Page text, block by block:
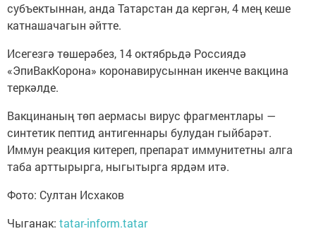
субъектыннан, анда Татарстан да кергән, 4 мең кеше
катнашачагын әйтте.
Исегезгә төшерәбез, 14 октябрьдә Россиядә
«ЭпиВакКорона» коронавирусыннан икенче вакцина
теркәлде.
Вакцинаның төп аермасы вирус фрагментлары —
синтетик пептид антигеннары булудан гыйбарәт.
Иммун реакция китереп, препарат иммунитетны алга
таба арттырырга, ныгытырга ярдәм итә.
Фото: Султан Исхаков
Чыганак: tatar-inform.tatar